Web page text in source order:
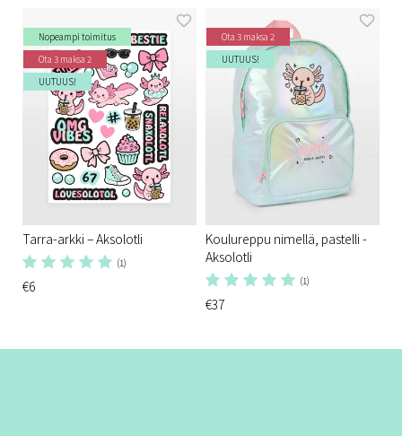
Nopeampi toimitus
Ota 3 maksa 2
UUTUUS!
Tarra-arkki – Aksolotli
(1)
€6
Ota 3 maksa 2
UUTUUS!
Koulureppu nimellä, pastelli -
Aksolotli
(1)
€37